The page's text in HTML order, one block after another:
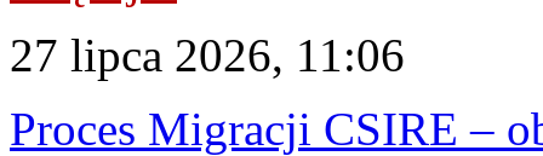
27 lipca 2026, 11:06
Proces Migracji CSIRE –